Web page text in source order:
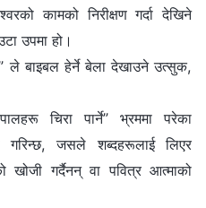
कामको निरीक्षण गर्दा देखिने
उपमा हो।
ले बाइबल हेर्ने बेला देखाउने उत्सुक,
चिरा पार्ने” भ्रममा परेका
गरिन्छ, जसले शब्दहरूलाई लिएर
खोजी गर्दैनन् वा पवित्र आत्माको